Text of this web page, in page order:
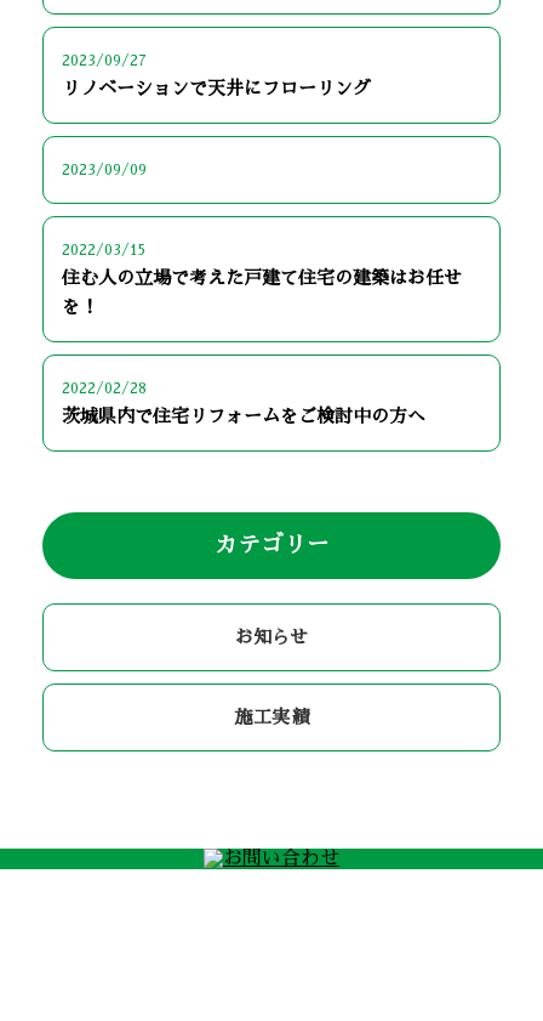
2023/09/27
リノベーションで天井にフローリング
2023/09/09
2022/03/15
住む人の立場で考えた戸建て住宅の建築はお任せ
を！
2022/02/28
茨城県内で住宅リフォームをご検討中の方へ
カテゴリー
お知らせ
施工実績